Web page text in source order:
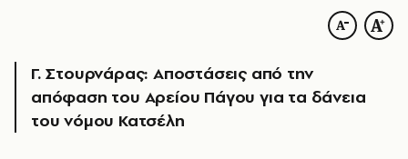
Γ. Στουρνάρας: Aποστάσεις από την
απόφαση του Αρείου Πάγου για τα δάνεια
του νόμου Κατσέλη